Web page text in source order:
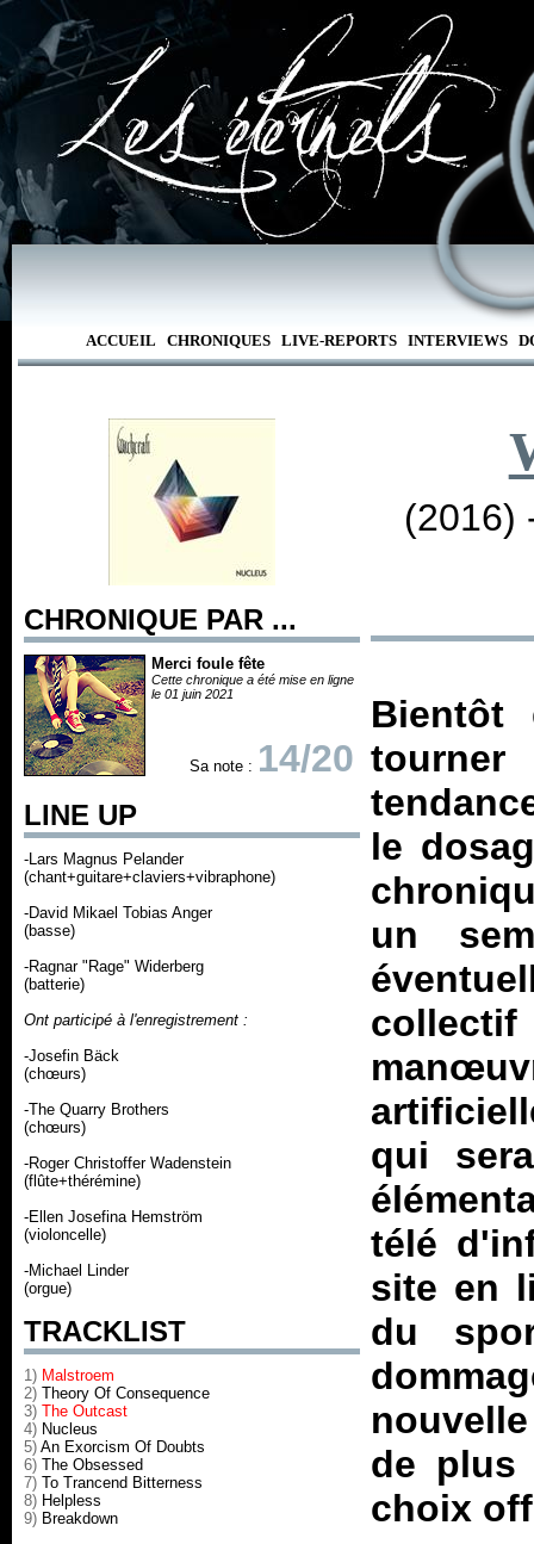
ACCUEIL CHRONIQUES LIVE-REPORTS INTERVIEWS
CHRONIQUE PAR ...
Merci foule fête
Cette chronique a été mise en ligne
le 01 juin 2021
Sa note : 14/20
LINE UP
-Lars Magnus Pelander
(chant+guitare+claviers+vibraphone)
-David Mikael Tobias Anger
(basse)
-Ragnar "Rage" Widerberg
(batterie)
Ont participé à l'enregistrement :
-Josefin Bäck
(chœurs)
-The Quarry Brothers
(chœurs)
-Roger Christoffer Wadenstein
(flûte+thérémine)
-Ellen Josefina Hemström
(violoncelle)
-Michael Linder
(orgue)
TRACKLIST
1) Malstroem
2) Theory Of Consequence
3) The Outcast
4) Nucleus
5) An Exorcism Of Doubts
6) The Obsessed
7) To Trancend Bitterness
8) Helpless
9) Breakdown
(2016)
Bientôt
le
un
qui
télé
site en
du
de plus
choix